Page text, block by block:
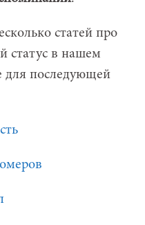
статей про
статус в нашем
для последующей